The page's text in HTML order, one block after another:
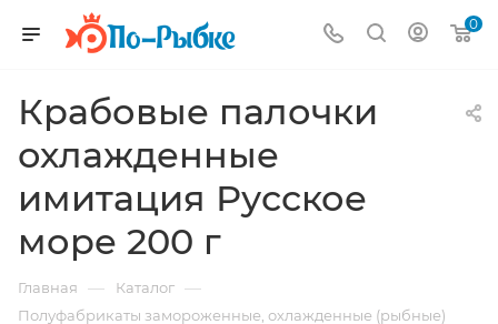
0
Крабовые палочки
охлажденные
имитация Русское
море 200 г
Главная — Каталог —
Полуфабрикаты замороженные, охлажденные (рыбные)